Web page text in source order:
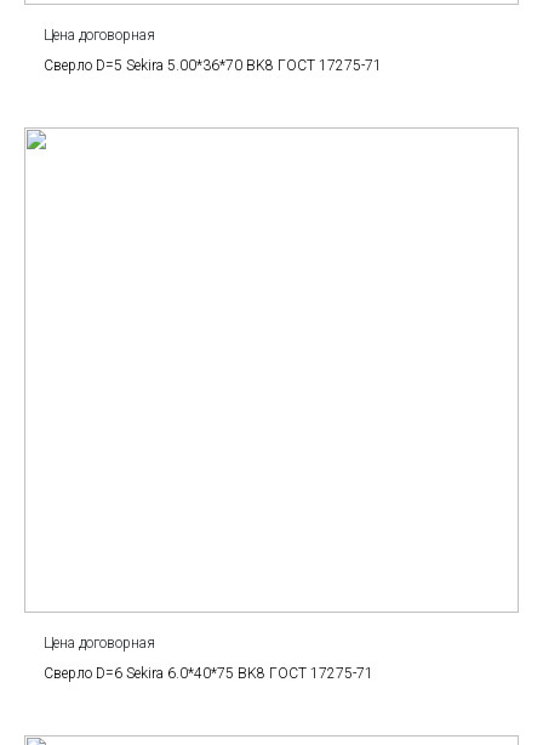
Цена договорная
Сверло D=5 Sekira 5.00*36*70 BK8 ГОСТ 17275-71
Цена договорная
Сверло D=6 Sekira 6.0*40*75 BK8 ГОСТ 17275-71